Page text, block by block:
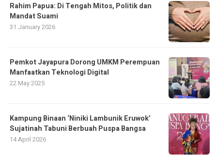
Rahim Papua: Di Tengah Mitos, Politik dan
Mandat Suami
31 January 2026
Pemkot Jayapura Dorong UMKM Perempuan
Manfaatkan Teknologi Digital
22 May 2025
Kampung Binaan ‘Niniki Lambunik Eruwok’
Sujatinah Tabuni Berbuah Puspa Bangsa
14 April 2026